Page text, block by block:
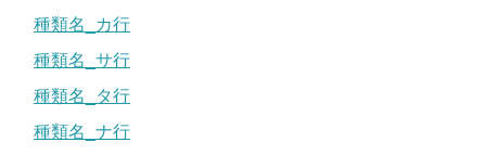
種類名_カ行
種類名_サ行
種類名_タ行
種類名_ナ行